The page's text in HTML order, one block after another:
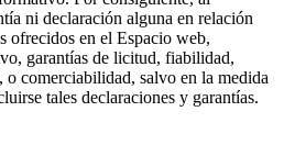
ni declaración alguna en relación
ofrecidos en el Espacio web,
garantías de licitud, fiabilidad,
comerciabilidad, salvo en la medida
tales declaraciones y garantías.